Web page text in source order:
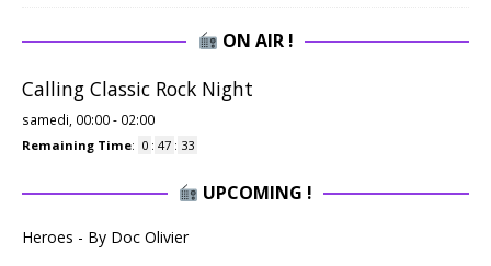
ON AIR !
Calling Classic Rock Night
samedi, 00:00- 02:00
Remaining Time: 0 : 47 : 32
UPCOMING !
Heroes - By Doc Olivier